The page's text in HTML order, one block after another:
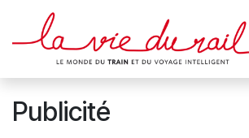
Se rendre au contenu
Publicité